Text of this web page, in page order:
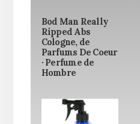
Bod Man Really
Ripped Abs
Cologne, de
Parfums De Coeur
· Perfume de
Hombre